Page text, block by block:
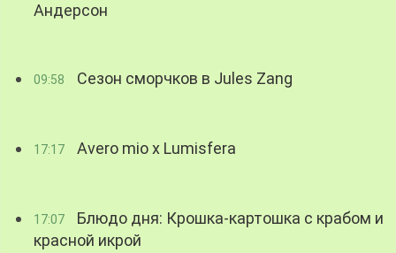
Андерсон
09:58 Сезон сморчков в Jules Zang
17:17 Avero mio x Lumisfera
17:07
Блюдо дня: Крошка-картошка с крабом и
красной икрой